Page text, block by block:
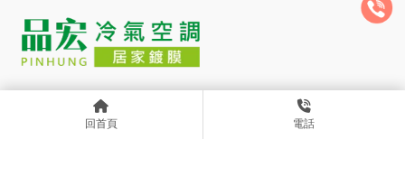
回首頁 電話
asblaa353783
0989075508
asblaa353783@gmail.com